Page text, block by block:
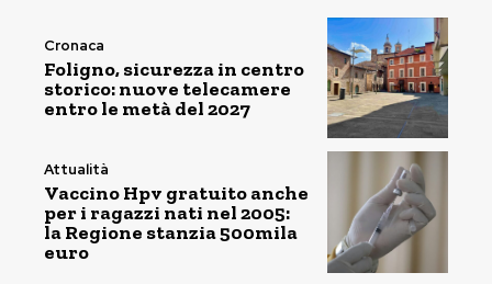
Cronaca
Foligno, sicurezza in centro
storico: nuove telecamere
entro le metà del 2027
Attualità
Vaccino Hpv gratuito anche
per i ragazzi nati nel 2005:
la Regione stanzia 500mila
euro